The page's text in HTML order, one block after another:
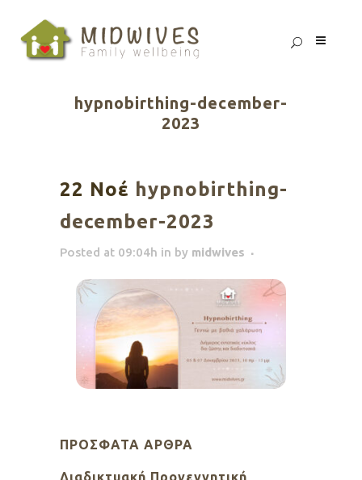
hypnobirthing-december-
2023
22 Νοέ hypnobirthing-
december-2023
Posted at 09:04h in by midwives
ΠΡΌΣΦΑΤΑ ΆΡΘΡΑ
Διαδικτυακή Προγεννητική